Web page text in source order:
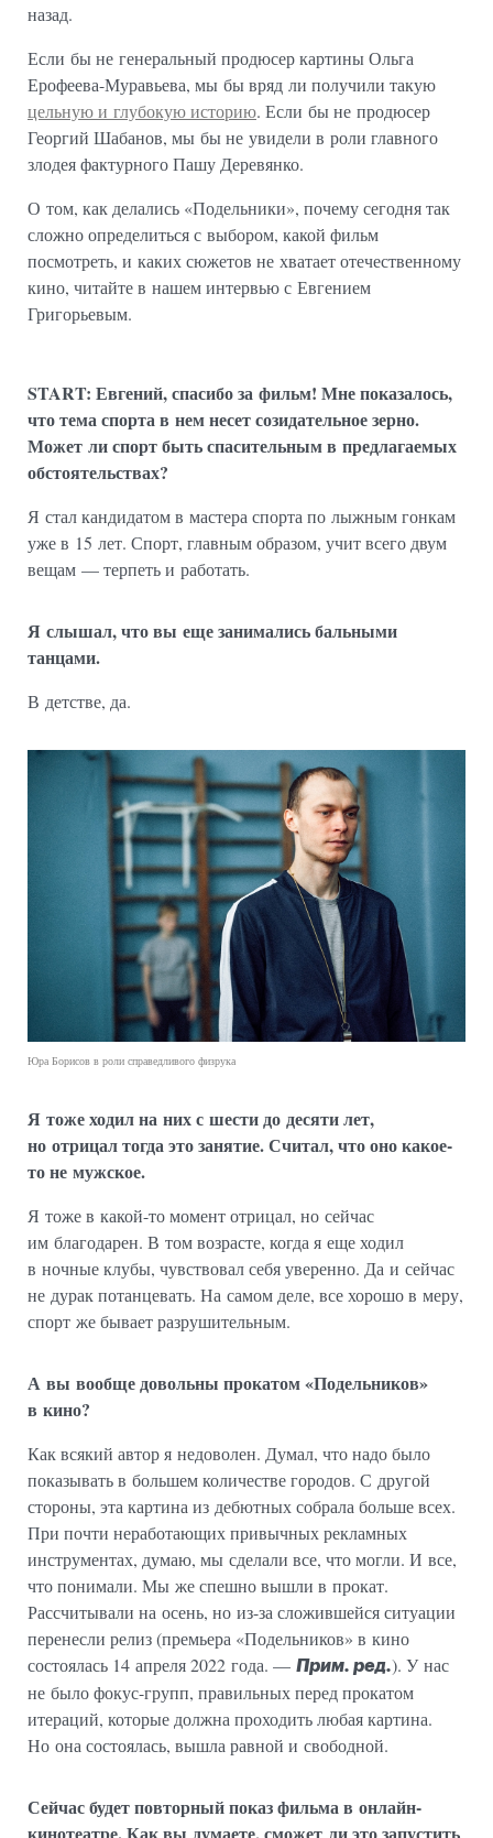
назад.
Если бы не генеральный продюсер картины Ольга
Ерофеева-Муравьева, мы бы вряд ли получили такую
цельную и глубокую историю. Если бы не продюсер
Георгий Шабанов, мы бы не увидели в роли главного
злодея фактурного Пашу Деревянко.
О том, как делались «Подельники», почему сегодня так
сложно определиться с выбором, какой фильм
посмотреть, и каких сюжетов не хватает отечественному
кино, читайте в нашем интервью с Евгением
Григорьевым.
START: Евгений, спасибо за фильм! Мне показалось,
что тема спорта в нем несет созидательное зерно.
Может ли спорт быть спасительным в предлагаемых
обстоятельствах?
Я стал кандидатом в мастера спорта по лыжным гонкам
уже в 15 лет. Спорт, главным образом, учит всего двум
вещам — терпеть и работать.
Я слышал, что вы еще занимались бальными
танцами.
В детстве, да.
Юра Борисов в роли справедливого физрука
Я тоже ходил на них с шести до десяти лет,
но отрицал тогда это занятие. Считал, что оно какое-
то не мужское.
Я тоже в какой-то момент отрицал, но сейчас
им благодарен. В том возрасте, когда я еще ходил
в ночные клубы, чувствовал себя уверенно. Да и сейчас
не дурак потанцевать. На самом деле, все хорошо в меру,
спорт же бывает разрушительным.
А вы вообще довольны прокатом «Подельников»
в кино?
Как всякий автор я недоволен. Думал, что надо было
показывать в большем количестве городов. С другой
стороны, эта картина из дебютных собрала больше всех.
При почти неработающих привычных рекламных
инструментах, думаю, мы сделали все, что могли. И все,
что понимали. Мы же спешно вышли в прокат.
Рассчитывали на осень, но из-за сложившейся ситуации
перенесли релиз (премьера «Подельников» в кино
состоялась 14 апреля 2022 года. — Прим. ред.). У нас
не было фокус-групп, правильных перед прокатом
итераций, которые должна проходить любая картина.
Но она состоялась, вышла равной и свободной.
Сейчас будет повторный показ фильма в онлайн-